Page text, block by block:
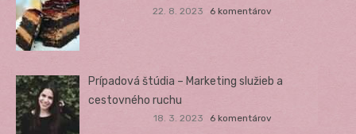
22. 8. 2023 6 komentárov
Prípadová štúdia – Marketing služieb a
cestovného ruchu
18. 3. 2023 6 komentárov